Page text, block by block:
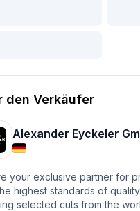
den Verkäufer
Alexander Eyckeler
your exclusive partner for
highest standards of
selected cuts from the